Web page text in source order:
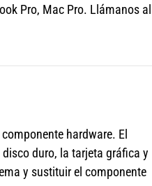
Pro, Mac Pro. Llámanos al
hardware. El
duro, la tarjeta gráfica y
y sustituir el componente